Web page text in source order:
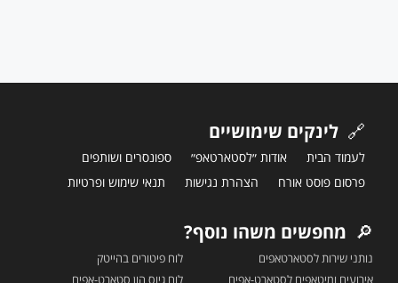
🔗 לינקים שימושיים
לעמוד הבית אודות ״לסטארטאפ״
ספונסרים ושותפים
פרסום פוסט אורח
הצהרת נגישות תנאי שימוש ופרטיות
🔎 מחפשים משהו נוסף?
נותני שירות לסטארטאפים
אירועים ומיטאפים לסטארט-אפים
לוח פיטורים בהייטק
לוח גיוס הון סטארט-אפים